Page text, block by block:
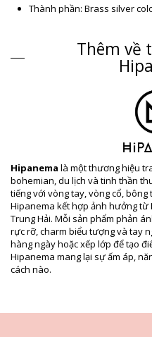
Thành phần: Brass silver
Thông
Bộ phận: Nữ, Bracelets
Gói hàng bao gồm: 1 x
EAN: S (3701580112400), M
Thông tin tham khảo về nhà
Trọng lượng: 55g / 0.12lb /
Hình ảnh đã qua chỉnh sửa
Hướng dẫn
Hướng dẫn bảo quản
White Hipanema
Trước khi bơi hãy tháo trang sức
Dùng mảnh vải ẩm, mềm và
Thêm về
Hipanema là một thương hiệu
bohemian, du lịch và tinh thần
tiếng với vòng tay, vòng cổ,
Hipanema kết hợp ảnh hưởng từ
Trung Hải. Mỗi sản phẩm phản
rực rỡ, charm biểu tượng và tay
hàng ngày hoặc xếp lớp để tạo
Hipanema mang lại sự ấm áp,
cách nào.